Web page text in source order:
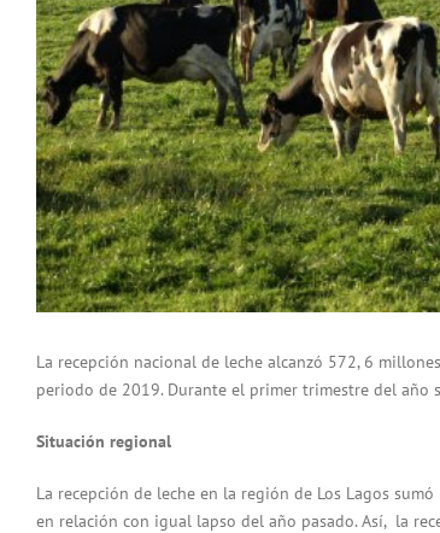
La recepción nacional de leche alcanzó 572, 6
periodo de 2019. Durante el primer trimestre del año
Situación regional
La recepción de leche en la región de Los Lagos
en relación con igual lapso del año pasado. Así, la